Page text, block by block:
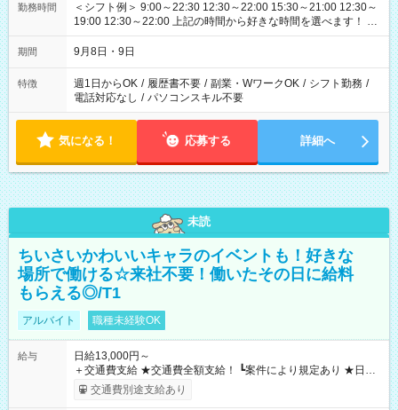
勤務時間
＜シフト例＞ 9:00～22:30 12:30～22:00 15:30～21:00 12:30～
19:00 12:30～22:00 上記の時間から好きな時間を選べます！ ※
時間は変更となる可能性があります
期間 9月8日・9日
特徴 週1日からOK / 履歴書不要 / 副業・WワークOK / シフト勤務 /
電話対応なし / パソコンスキル不要
気になる！ 応募する 詳細へ
未読
ちいさいかわいいキャラのイベントも！好きな
場所で働ける☆来社不要！働いたその日に給料
もらえる◎/T1
アルバイト 職種未経験OK
給与
日給13,000円～
＋交通費支給 ★交通費全額支給！ ┗案件により規定あり ★日払
いOK！（規定あり） ┗働いたその日に現金GET♪ お仕事後はコ
ンビニATMから 日払い分を引き落とせます！ 【試用期間】試
交通費別途支給あり